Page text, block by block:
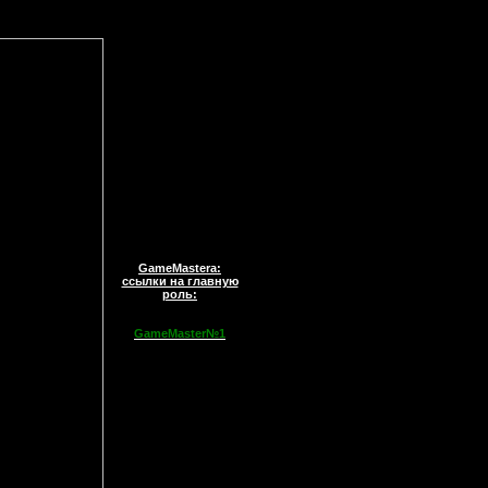
GameMastera:
ссылки на главную
роль:
GameMaster№1